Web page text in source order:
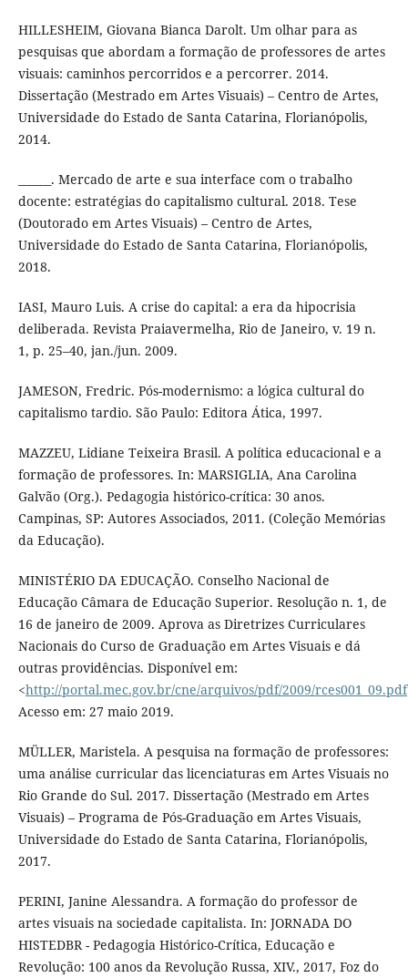
HILLESHEIM, Giovana Bianca Darolt. Um olhar para as
pesquisas que abordam a formação de professores de artes
visuais: caminhos percorridos e a percorrer. 2014.
Dissertação (Mestrado em Artes Visuais) – Centro de Artes,
Universidade do Estado de Santa Catarina, Florianópolis,
2014.
______. Mercado de arte e sua interface com o trabalho
docente: estratégias do capitalismo cultural. 2018. Tese
(Doutorado em Artes Visuais) – Centro de Artes,
Universidade do Estado de Santa Catarina, Florianópolis,
2018.
IASI, Mauro Luis. A crise do capital: a era da hipocrisia
deliberada. Revista Praiavermelha, Rio de Janeiro, v. 19 n.
1, p. 25–40, jan./jun. 2009.
JAMESON, Fredric. Pós-modernismo: a lógica cultural do
capitalismo tardio. São Paulo: Editora Ática, 1997.
MAZZEU, Lidiane Teixeira Brasil. A política educacional e a
formação de professores. In: MARSIGLIA, Ana Carolina
Galvão (Org.). Pedagogia histórico-crítica: 30 anos.
Campinas, SP: Autores Associados, 2011. (Coleção Memórias
da Educação).
MINISTÉRIO DA EDUCAÇÃO. Conselho Nacional de
Educação Câmara de Educação Superior. Resolução n. 1, de
16 de janeiro de 2009. Aprova as Diretrizes Curriculares
Nacionais do Curso de Graduação em Artes Visuais e dá
outras providências. Disponível em:
<http://portal.mec.gov.br/cne/arquivos/pdf/2009/rces001_09.pdf
Acesso em: 27 maio 2019.
MÜLLER, Maristela. A pesquisa na formação de professores:
uma análise curricular das licenciaturas em Artes Visuais no
Rio Grande do Sul. 2017. Dissertação (Mestrado em Artes
Visuais) – Programa de Pós-Graduação em Artes Visuais,
Universidade do Estado de Santa Catarina, Florianópolis,
2017.
PERINI, Janine Alessandra. A formação do professor de
artes visuais na sociedade capitalista. In: JORNADA DO
HISTEDBR - Pedagogia Histórico-Crítica, Educação e
Revolução: 100 anos da Revolução Russa, XIV., 2017, Foz do